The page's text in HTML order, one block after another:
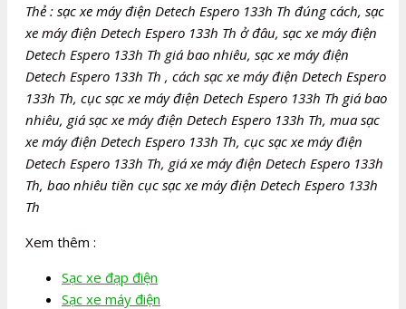
Thẻ : sạc xe máy điện Detech Espero 133h Th đúng cách, sạc
xe máy điện Detech Espero 133h Th ở đâu, sạc xe máy điện
Detech Espero 133h Th giá bao nhiêu, sạc xe máy điện
Detech Espero 133h Th , cách sạc xe máy điện Detech Espero
133h Th, cục sạc xe máy điện Detech Espero 133h Th giá bao
nhiêu, giá sạc xe máy điện Detech Espero 133h Th, mua sạc
xe máy điện Detech Espero 133h Th, cục sạc xe máy điện
Detech Espero 133h Th, giá xe máy điện Detech Espero 133h
Th, bao nhiêu tiền cục sạc xe máy điện Detech Espero 133h
Th
Xem thêm :
Sạc xe đạp điện
Sạc xe máy điện